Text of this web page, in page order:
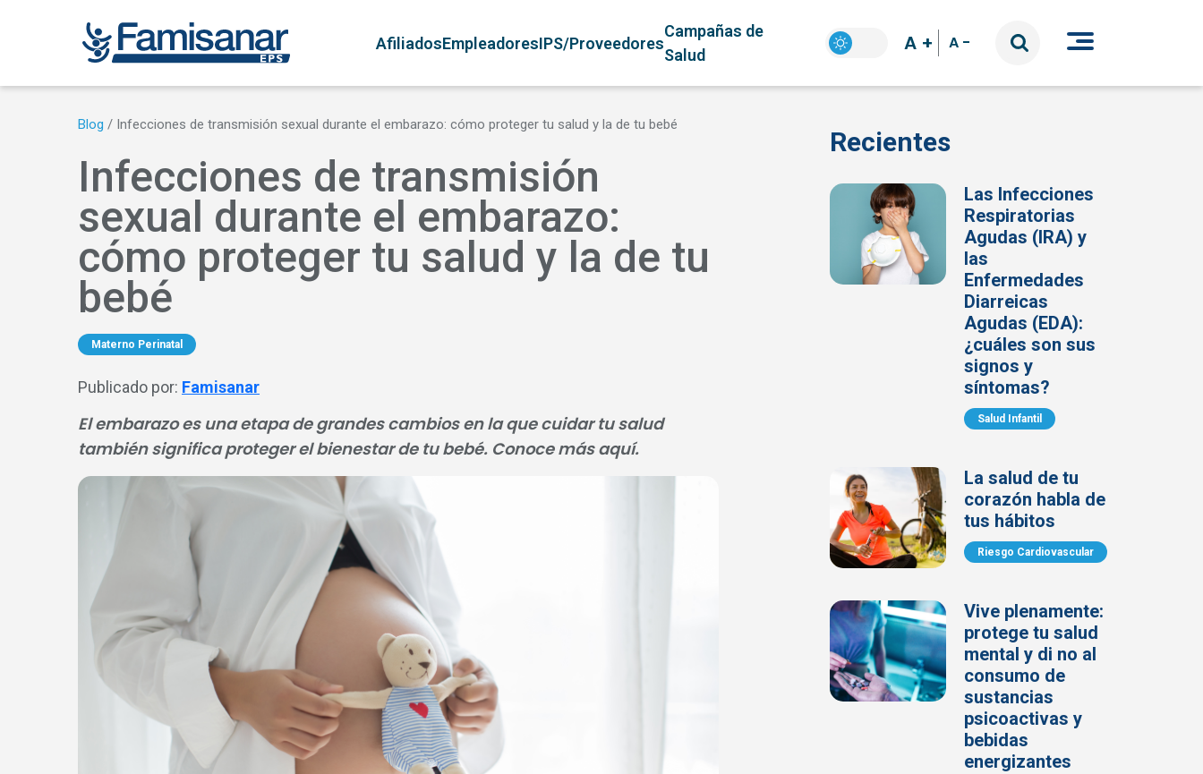
Navegación principal
AfiliadosEmpleadoresIPS/Proveedores
Campañas de
Salud
A + A -
Blog / Infecciones de transmisión sexual durante el embarazo: cómo proteger tu salud y la de tu bebé
Infecciones de transmisión
sexual durante el embarazo:
cómo proteger tu salud y la de tu
bebé
Materno Perinatal
Publicado por: Famisanar
El embarazo es una etapa de grandes cambios en la que cuidar tu salud
también significa proteger el bienestar de tu bebé. Conoce más aquí.
Recientes
Las Infecciones
Respiratorias
Agudas (IRA) y
las
Enfermedades
Diarreicas
Agudas (EDA):
¿cuáles son sus
signos y
síntomas?
Salud Infantil
La salud de tu
corazón habla de
tus hábitos
Riesgo Cardiovascular
Vive plenamente:
protege tu salud
mental y di no al
consumo de
sustancias
psicoactivas y
bebidas
energizantes